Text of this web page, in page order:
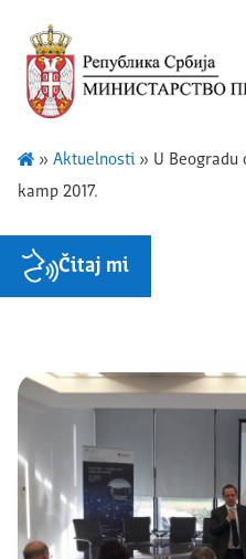
» Aktuelnosti» U Beogradu
kamp 2017.
Čitaj mi